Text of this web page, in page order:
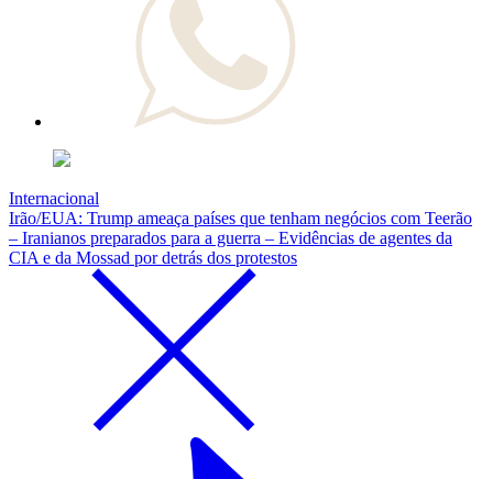
Internacional
Irão/EUA: Trump ameaça países que tenham negócios com Teerão
– Iranianos preparados para a guerra – Evidências de agentes da
CIA e da Mossad por detrás dos protestos